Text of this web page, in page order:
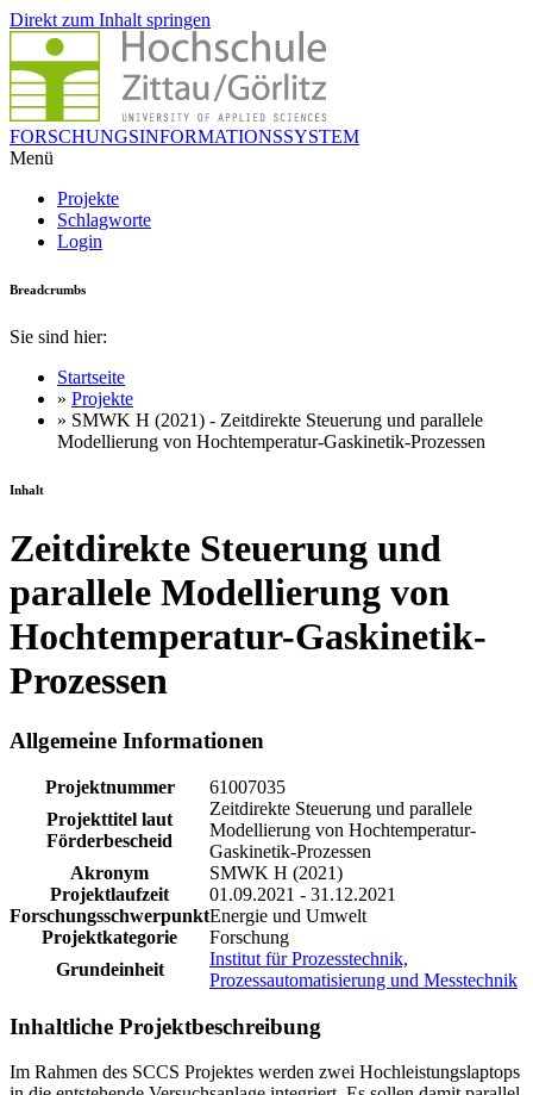
Direkt zum Inhalt springen
FORSCHUNGSINFORMATIONSSYSTEM
Menü
Projekte
Schlagworte
Login
Breadcrumbs
Sie sind hier:
Startseite
» Projekte
» SMWK H (2021) - Zeitdirekte Steuerung und parallele
Modellierung von Hochtemperatur-Gaskinetik-Prozessen
Inhalt
Zeitdirekte Steuerung und
parallele Modellierung von
Hochtemperatur-Gaskinetik-
Prozessen
Allgemeine Informationen
Projektnummer
61007035
Projekttitel laut
Förderbescheid
Zeitdirekte Steuerung und parallele
Modellierung von Hochtemperatur-
Gaskinetik-Prozessen
Akronym
SMWK H (2021)
Projektlaufzeit
01.09.2021 - 31.12.2021
ForschungsschwerpunktEnergie und Umwelt
Projektkategorie
Forschung
Grundeinheit
Institut für Prozesstechnik,
Prozessautomatisierung und Messtechnik
Inhaltliche Projektbeschreibung
Im Rahmen des SCCS Projektes werden zwei Hochleistungslaptops